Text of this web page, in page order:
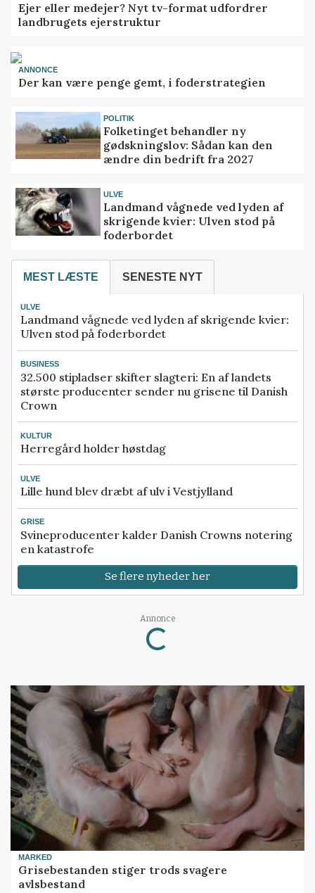
Ejer eller medejer? Nyt tv-format udfordrer
landbrugets ejerstruktur
ANNONCE
Der kan være penge gemt, i foderstrategien
POLITIK
Folketinget behandler ny
gødskningslov: Sådan kan den
ændre din bedrift fra 2027
ULVE
Landmand vågnede ved lyden af
skrigende kvier: Ulven stod på
foderbordet
MEST LÆSTE SENESTE NYT
ULVE
Landmand vågnede ved lyden af skrigende kvier:
Ulven stod på foderbordet
BUSINESS
32.500 stipladser skifter slagteri: En af landets
største producenter sender nu grisene til Danish
Crown
KULTUR
Herregård holder høstdag
ULVE
Lille hund blev dræbt af ulv i Vestjylland
GRISE
Svineproducenter kalder Danish Crowns notering
en katastrofe
Se flere nyheder her
Annonce
Loading...
MARKED
Grisebestanden stiger trods svagere
avlsbestand